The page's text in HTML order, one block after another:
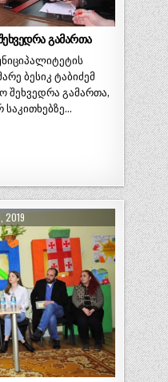
გამართა
ბესიკ ტაბიძემ
შეხვედრა გამართა,
2019